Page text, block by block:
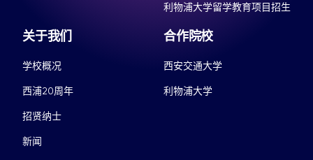
利物浦大学留学教育项目招生
关于我们
学校概况
西浦20周年
招贤纳士
新闻
合作院校
西安交通大学
利物浦大学